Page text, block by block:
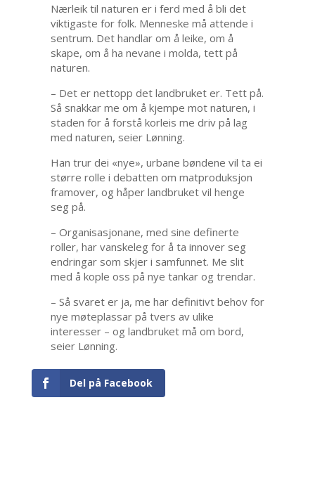
Nærleik til naturen er i ferd med å bli det
viktigaste for folk. Menneske må attende i
sentrum. Det handlar om å leike, om å
skape, om å ha nevane i molda, tett på
naturen.
– Det er nettopp det landbruket er. Tett på.
Så snakkar me om å kjempe mot naturen, i
staden for å forstå korleis me driv på lag
med naturen, seier Lønning.
Han trur dei «nye», urbane bøndene vil ta ei
større rolle i debatten om matproduksjon
framover, og håper landbruket vil henge
seg på.
– Organisasjonane, med sine definerte
roller, har vanskeleg for å ta innover seg
endringar som skjer i samfunnet. Me slit
med å kople oss på nye tankar og trendar.
– Så svaret er ja, me har definitivt behov for
nye møteplassar på tvers av ulike
interesser – og landbruket må om bord,
seier Lønning.
Del på Facebook